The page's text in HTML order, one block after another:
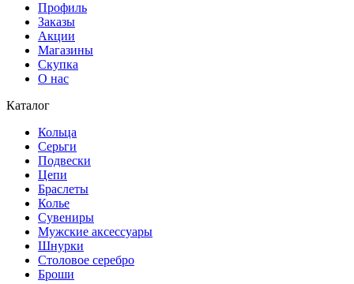
Профиль
Заказы
Акции
Магазины
Скупка
О нас
Каталог
Кольца
Серьги
Подвески
Цепи
Браслеты
Колье
Сувениры
Мужские аксессуары
Шнурки
Столовое серебро
Броши